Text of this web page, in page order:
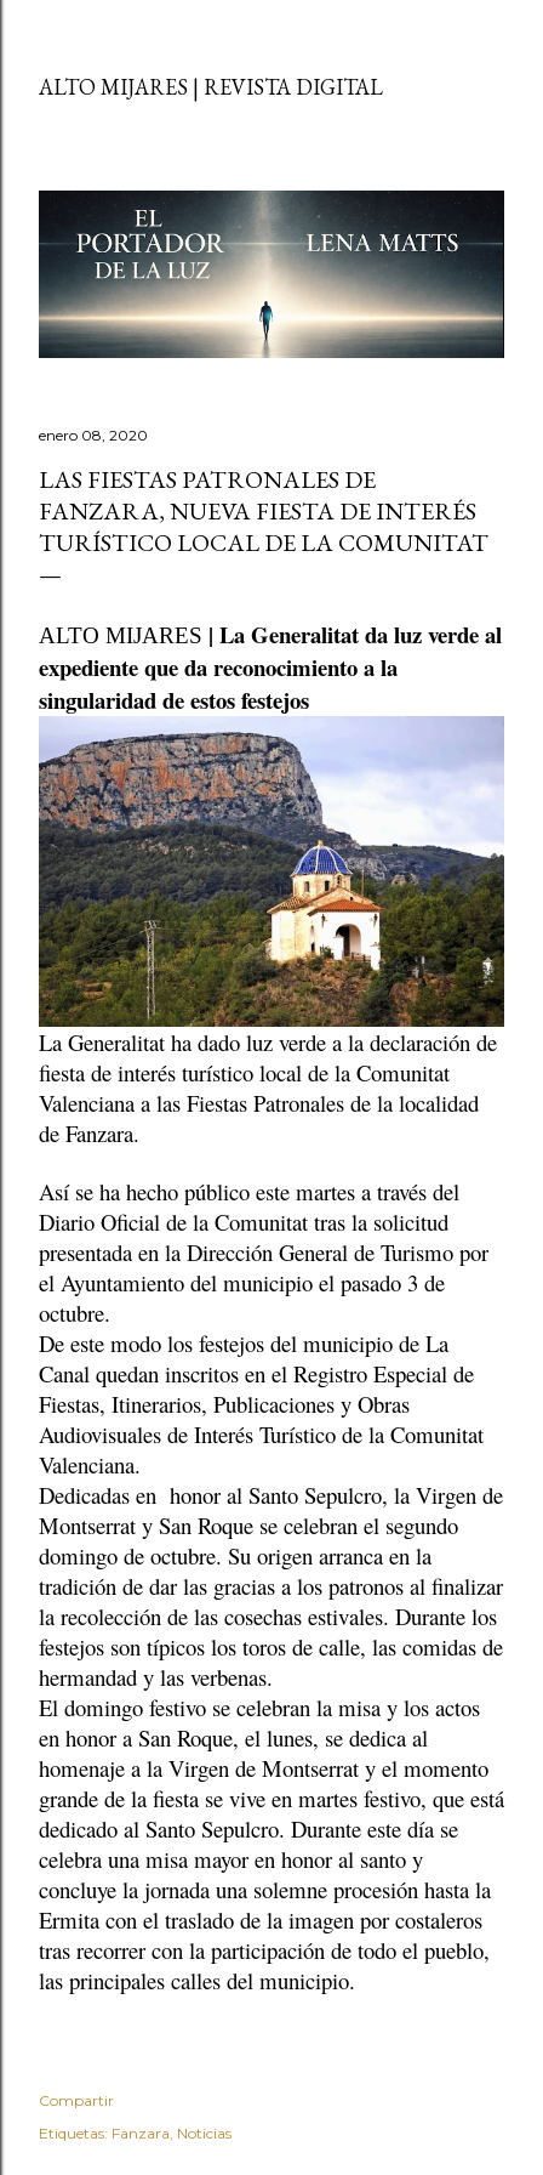
ALTO MIJARES | REVISTA DIGITAL
enero 08, 2020
LAS FIESTAS PATRONALES DE
FANZARA, NUEVA FIESTA DE INTERÉS
TURÍSTICO LOCAL DE LA COMUNITAT
ALTO MIJARES | La Generalitat da luz verde al
expediente que da reconocimiento a la
singularidad de estos festejos
La Generalitat ha dado luz verde a la declaración de
fiesta de interés turístico local de la Comunitat
Valenciana a las Fiestas Patronales de la localidad
de Fanzara.
Así se ha hecho público este martes a través del
Diario Oficial de la Comunitat tras la solicitud
presentada en la Dirección General de Turismo por
el Ayuntamiento del municipio el pasado 3 de
octubre.
De este modo los festejos del municipio de La
Canal quedan inscritos en el Registro Especial de
Fiestas, Itinerarios, Publicaciones y Obras
Audiovisuales de Interés Turístico de la Comunitat
Valenciana.
Dedicadas en honor al Santo Sepulcro, la Virgen de
Montserrat y San Roque se celebran el segundo
domingo de octubre. Su origen arranca en la
tradición de dar las gracias a los patronos al finalizar
la recolección de las cosechas estivales. Durante los
festejos son típicos los toros de calle, las comidas de
hermandad y las verbenas.
El domingo festivo se celebran la misa y los actos
en honor a San Roque, el lunes, se dedica al
homenaje a la Virgen de Montserrat y el momento
grande de la fiesta se vive en martes festivo, que está
dedicado al Santo Sepulcro. Durante este día se
celebra una misa mayor en honor al santo y
concluye la jornada una solemne procesión hasta la
Ermita con el traslado de la imagen por costaleros
tras recorrer con la participación de todo el pueblo,
las principales calles del municipio.
Compartir
Etiquetas: Fanzara Noticias